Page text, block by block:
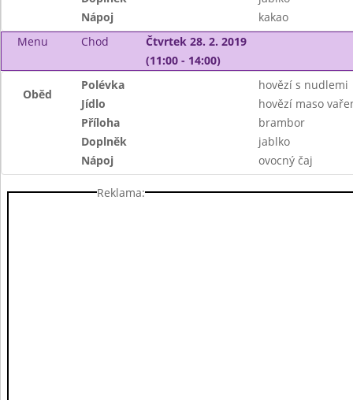
Nápoj
kakao
Menu
Chod
Čtvrtek 28. 2. 2019
(11:00 - 14:00)
Oběd
Polévka
hovězí s nudlemi
Jídlo
hovězí maso
Příloha
brambor
Doplněk
jablko
Nápoj
ovocný čaj
Reklama: